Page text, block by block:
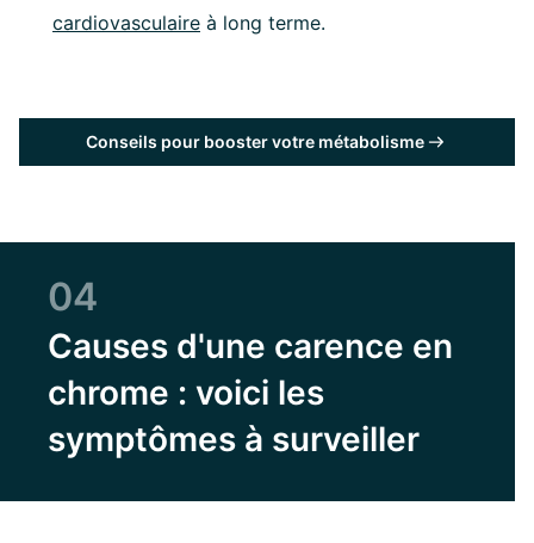
cardiovasculaire à long terme.
Conseils pour booster votre métabolisme
04
Causes d'une carence en
chrome : voici les
symptômes à surveiller